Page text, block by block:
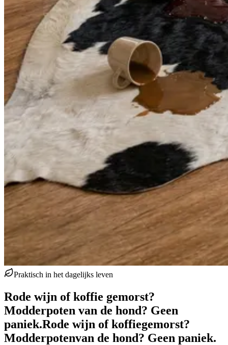
Praktisch in het dagelijks leven
Rode wijn of koffie gemorst?
Modderpoten van de hond? Geen
paniek.Rode wijn of koffiegemorst?
Modderpotenvan de hond? Geen paniek.